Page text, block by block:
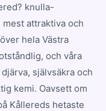
knulla-
attraktiva och
hela Västra
och våra
självsäkra och
kemi. Oavsett om
Kållereds hetaste